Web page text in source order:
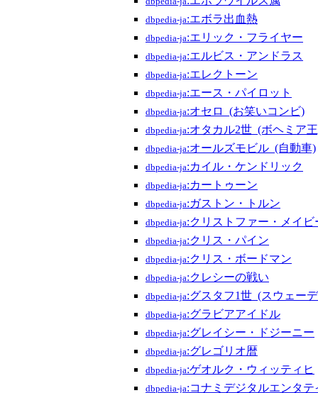
dbpedia-ja:エボラ出血熱
dbpedia-ja:エリック・フライヤー
dbpedia-ja:エルビス・アンドラス
dbpedia-ja:エレクトーン
dbpedia-ja:エース・パイロット
dbpedia-ja:オセロ_(お笑いコンビ)
dbpedia-ja:オタカル2世_(ボヘミア
dbpedia-ja:オールズモビル_(自動車)
dbpedia-ja:カイル・ケンドリック
dbpedia-ja:カートゥーン
dbpedia-ja:ガストン・トルン
dbpedia-ja:クリストファー・メイビ
dbpedia-ja:クリス・パイン
dbpedia-ja:クリス・ボードマン
dbpedia-ja:クレシーの戦い
dbpedia-ja:グスタフ1世_(スウェー
dbpedia-ja:グラビアアイドル
dbpedia-ja:グレイシー・ドジーニー
dbpedia-ja:グレゴリオ暦
dbpedia-ja:ゲオルク・ウィッティヒ
dbpedia-ja:コナミデジタルエンタテ